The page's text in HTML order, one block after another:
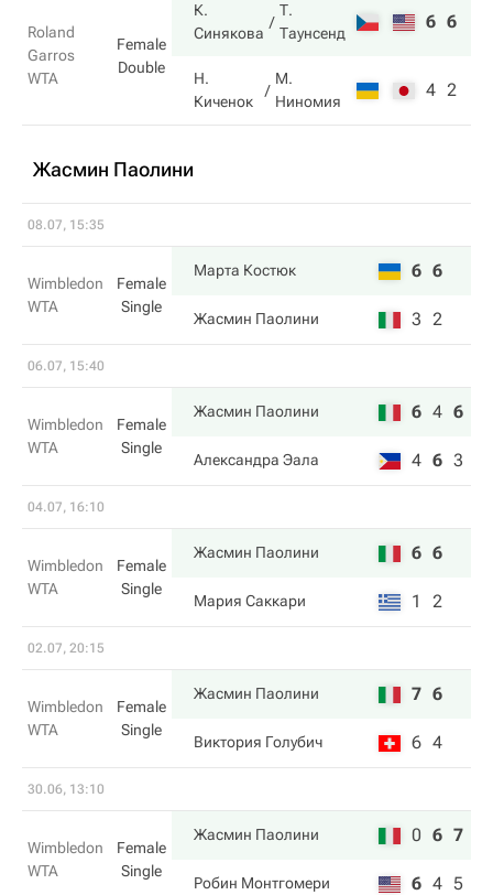
Roland
Garros
WTA
Female
Double
К.
Синякова
Т.
Таунсенд
6 6
Н.
Киченок
М.
Ниномия
4 2
Жасмин Паолини
08.07, 15:35
Wimbledon
WTA
Female
Single
Марта Костюк 6 6
Жасмин Паолини 3 2
06.07, 15:40
Wimbledon
WTA
Female
Single
Жасмин Паолини 6 4 6
Александра Эала 4 6 3
04.07, 16:10
Wimbledon
WTA
Female
Single
Жасмин Паолини 6 6
Мария Саккари 1 2
02.07, 20:15
Wimbledon
WTA
Female
Single
Жасмин Паолини 7 6
Виктория Голубич 6 4
30.06, 13:10
Wimbledon
WTA
Female
Single
Жасмин Паолини 0 6 7
Робин Монтгомери 6 4 5